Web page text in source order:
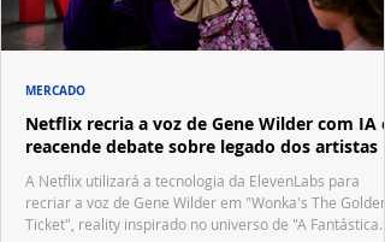
Netflix recria a voz de Gene Wilder com IA e
reacende debate sobre legado dos artistas
A Netflix utilizará a tecnologia da ElevenLabs para
recriar a voz de Gene Wilder em "Wonka's The Golden
Ticket", reality inspirado no universo de "A Fantástica
MERCADO